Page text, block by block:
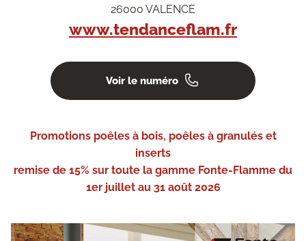
26000 VALENCE
www.tendanceflam.fr
Voir le numéro
Promotions poêles à bois, poêles à granulés et
inserts
remise de 15% sur toute la gamme Fonte-Flamme du
1er juillet au 31 août 2026